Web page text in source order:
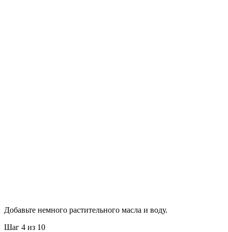
Добавьте немного растительного масла и воду.
Шаг 4 из 10